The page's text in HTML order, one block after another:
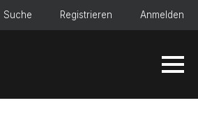
Suche Registrieren Anmelden